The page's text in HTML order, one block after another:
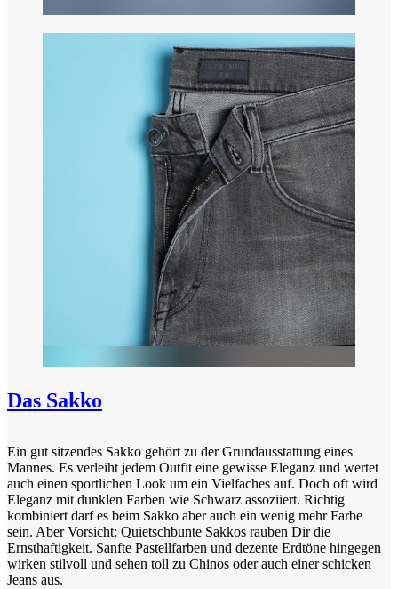
Das Sakko
Ein gut sitzendes Sakko gehört zu der Grundausstattung eines
Mannes. Es verleiht jedem Outfit eine gewisse Eleganz und wertet
auch einen sportlichen Look um ein Vielfaches auf. Doch oft wird
Eleganz mit dunklen Farben wie Schwarz assoziiert. Richtig
kombiniert darf es beim Sakko aber auch ein wenig mehr Farbe
sein. Aber Vorsicht: Quietschbunte Sakkos rauben Dir die
Ernsthaftigkeit. Sanfte Pastellfarben und dezente Erdtöne hingegen
wirken stilvoll und sehen toll zu Chinos oder auch einer schicken
Jeans aus.